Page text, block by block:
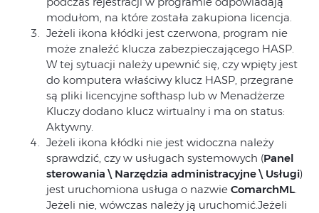
modułom, na które została zakupiona licencja.
Jeżeli ikona kłódki jest czerwona, program nie
może znaleźć klucza zabezpieczającego HASP.
W tej sytuacji należy upewnić się, czy wpięty jest
do komputera właściwy klucz HASP, przegrane
są pliki licencyjne softhasp lub w Menadżerze
Kluczy dodano klucz wirtualny i ma on status:
Aktywny.
Jeżeli ikona kłódki nie jest widoczna należy
sprawdzić, czy w usługach systemowych (Panel
sterowania \ Narzędzia administracyjne \ Usługi)
jest uruchomiona usługa o nazwie ComarchML.
Jeżeli nie, wówczas należy ją uruchomić.Jeżeli